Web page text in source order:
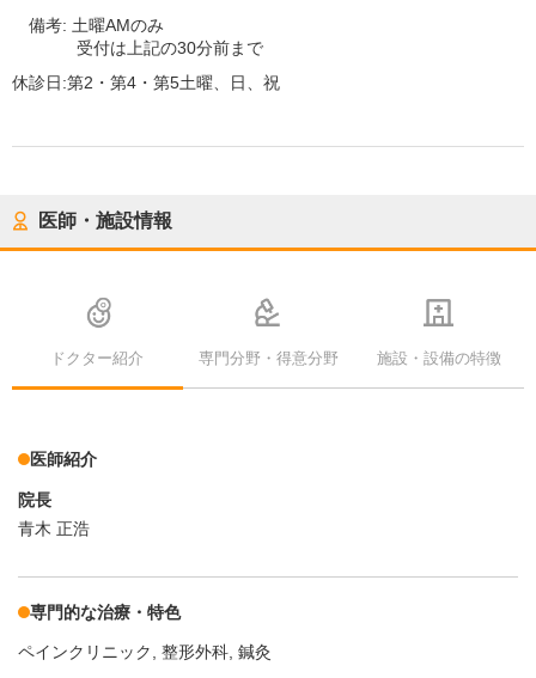
備考: 土曜AMのみ
受付は上記の30分前まで
休診日:第2・第4・第5土曜、日、祝
医師・施設情報
ドクター紹介 専門分野・得意分野 施設・設備の特徴
医師紹介
院長
青木 正浩
専門的な治療・特色
ペインクリニック, 整形外科, 鍼灸